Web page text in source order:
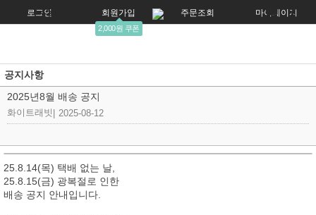
로그인 회원가입
2,000원 쿠폰
주문조회 마이페이지
공지사항
2025년8월 배송 공지
화이트래빗 2025-08-12
25.8.14(목) 택배 없는 날,
25.8.15(금) 광복절로 인한
배송 공지 안내입니다.